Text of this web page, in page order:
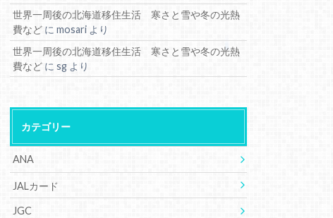
世界一周後の北海道移住生活 寒さと雪や冬の光熱
費など にmosari より
世界一周後の北海道移住生活 寒さと雪や冬の光熱
費など にsg より
カテゴリー
ANA
JALカード
JGC